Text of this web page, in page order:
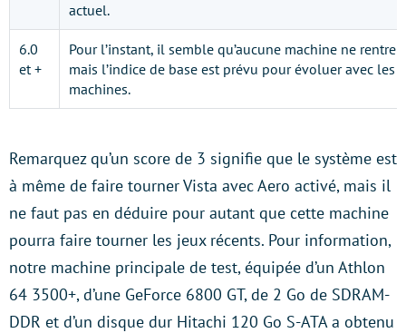
actuel.
6.0
et +
Pour l’instant, il semble qu’aucune machine ne rentre
mais l’indice de base est prévu pour évoluer avec les
machines.
Remarquez qu’un score de 3 signifie que le système est
à même de faire tourner Vista avec Aero activé, mais il
ne faut pas en déduire pour autant que cette machine
pourra faire tourner les jeux récents. Pour information,
notre machine principale de test, équipée d’un Athlon
64 3500+, d’une GeForce 6800 GT, de 2 Go de SDRAM-
DDR et d’un disque dur Hitachi 120 Go S-ATA a obtenu